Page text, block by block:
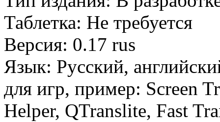
Таблетка: Не требуется
Версия: 0.17 rus
Язык: Русский,
для игр, пример: Screen
Helper, QTranslite, Fast